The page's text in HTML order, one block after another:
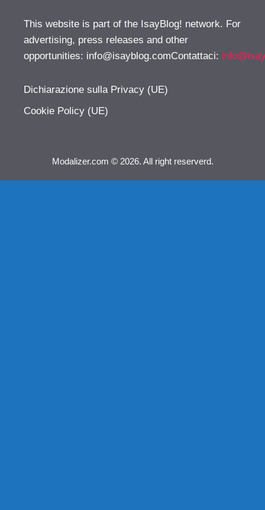
This website is part of the IsayBlog! network. For
advertising, press releases and other
opportunities: info@isayblog.comContattaci:
Dichiarazione sulla Privacy (UE)
Cookie Policy (UE)
Modalizer.com © 2026. All right reserverd.